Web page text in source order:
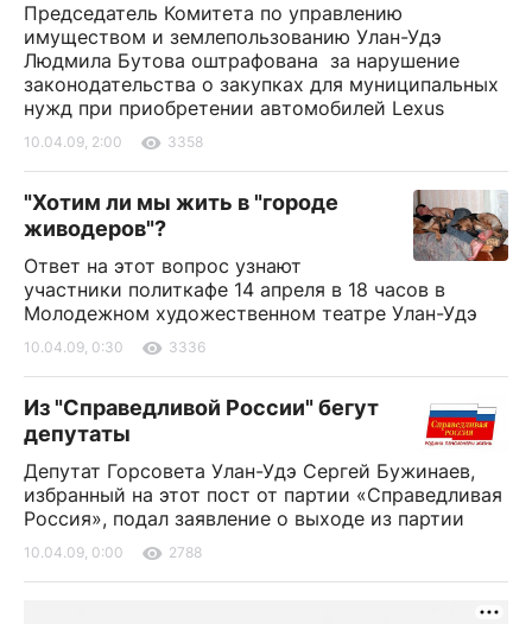
Председатель Комитета по управлению
имуществом и землепользованию Улан-Удэ
Людмила Бутова оштрафована за нарушение
законодательства о закупках для муниципальных
нужд при приобретении автомобилей Lexus
10.04.09, 2:00 3358
"Хотим ли мы жить в "городе
живодеров"?
Ответ на этот вопрос узнают
участники политкафе 14 апреля в 18 часов в
Молодежном художественном театре Улан-Удэ
10.04.09, 0:30 3336
Из "Справедливой России" бегут
депутаты
Депутат Горсовета Улан-Удэ Сергей Бужинаев,
избранный на этот пост от партии «Справедливая
Россия», подал заявление о выходе из партии
10.04.09, 0:00 2788